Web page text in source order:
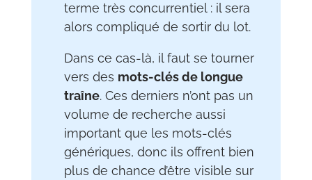
terme très concurrentiel : il sera
alors compliqué de sortir du lot.
Dans ce cas-là, il faut se tourner
vers des mots-clés de longue
traîne. Ces derniers n’ont pas un
volume de recherche aussi
important que les mots-clés
génériques, donc ils offrent bien
plus de chance d’être visible sur